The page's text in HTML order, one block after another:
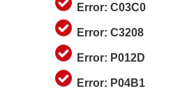
Error: C03C0
Error: C3208
Error: P012D
Error: P04B1